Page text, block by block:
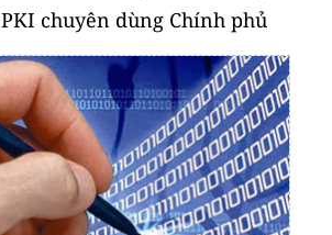
chuyên dùng Chính phủ